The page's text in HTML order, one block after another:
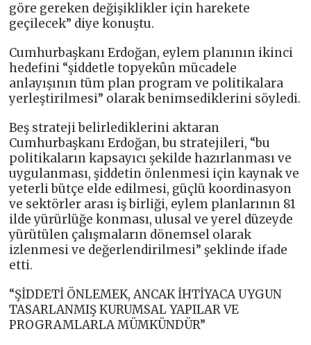
göre gereken değişiklikler için harekete
geçilecek” diye konuştu.
Cumhurbaşkanı Erdoğan, eylem planının ikinci
hedefini “şiddetle topyekûn mücadele
anlayışının tüm plan program ve politikalara
yerleştirilmesi” olarak benimsediklerini söyledi.
Beş strateji belirlediklerini aktaran
Cumhurbaşkanı Erdoğan, bu stratejileri, “bu
politikaların kapsayıcı şekilde hazırlanması ve
uygulanması, şiddetin önlenmesi için kaynak ve
yeterli bütçe elde edilmesi, güçlü koordinasyon
ve sektörler arası iş birliği, eylem planlarının 81
ilde yürürlüğe konması, ulusal ve yerel düzeyde
yürütülen çalışmaların dönemsel olarak
izlenmesi ve değerlendirilmesi” şeklinde ifade
etti.
“ŞİDDETİ ÖNLEMEK, ANCAK İHTİYACA UYGUN
TASARLANMIŞ KURUMSAL YAPILAR VE
PROGRAMLARLA MÜMKÜNDÜR”